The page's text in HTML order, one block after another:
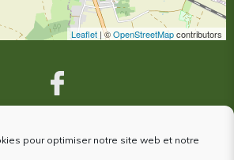
pour optimiser notre site web et notre
Leaflet | ©OpenStreetMapcontributors
VENUS À ARGENTAN,